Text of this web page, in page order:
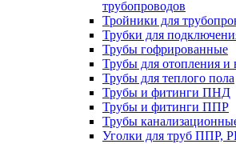
трубопроводов
Тройники для
Трубки для
Трубы гофрированные
Трубы для отопления и
Трубы для теплого пола
Трубы и фитинги ПНД
Трубы и фитинги ППР
Трубы
Уголки для труб ППР,